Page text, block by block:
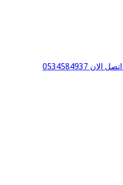
اتصل الان 0534584937